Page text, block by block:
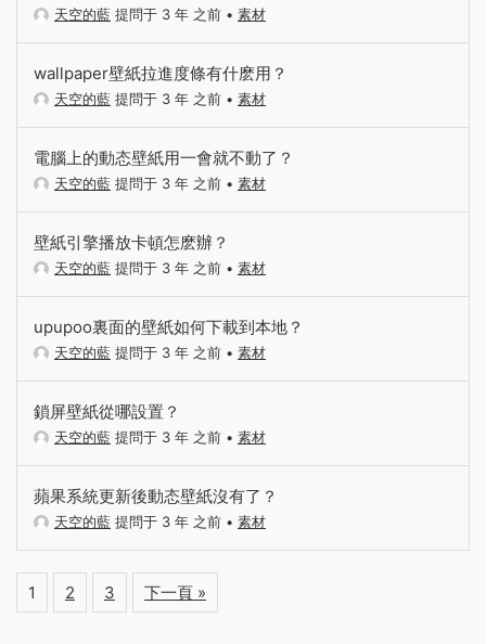
天空的藍 提問于 3 年 之前 • 素材
wallpaper壁紙拉進度條有什麽用？
天空的藍 提問于 3 年 之前 • 素材
電腦上的動态壁紙用一會就不動了？
天空的藍 提問于 3 年 之前 • 素材
壁紙引擎播放卡頓怎麽辦？
天空的藍 提問于 3 年 之前 • 素材
upupoo裏面的壁紙如何下載到本地？
天空的藍 提問于 3 年 之前 • 素材
鎖屏壁紙從哪設置？
天空的藍 提問于 3 年 之前 • 素材
蘋果系統更新後動态壁紙沒有了？
天空的藍 提問于 3 年 之前 • 素材
1 2 3 下一頁 »